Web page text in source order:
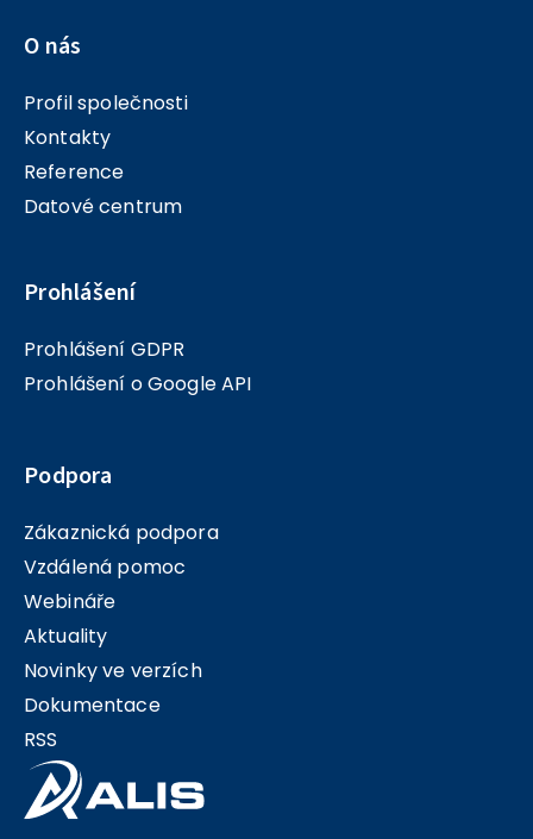
O nás
Profil společnosti
Kontakty
Reference
Datové centrum
Prohlášení
Prohlášení GDPR
Prohlášení o Google API
Podpora
Zákaznická podpora
Vzdálená pomoc
Webináře
Aktuality
Novinky ve verzích
Dokumentace
RSS